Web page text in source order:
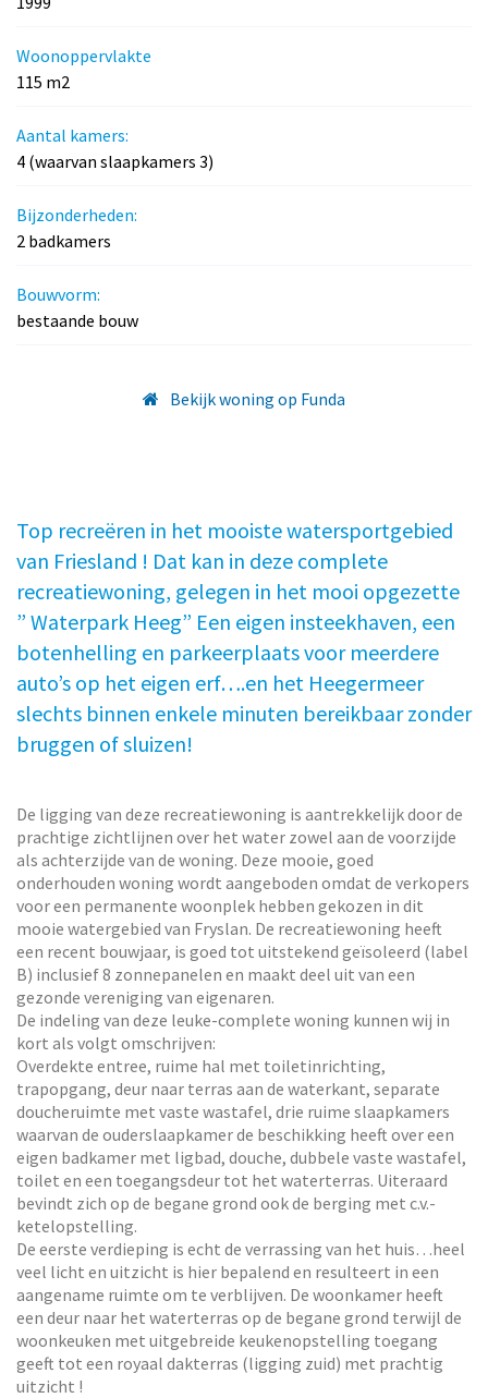
Woonoppervlakte
115 m2
Aantal kamers:
4 (waarvan slaapkamers 3)
Bijzonderheden:
2 badkamers
Bouwvorm:
bestaande bouw
Bekijk woning op Funda
Top recreëren in het mooiste watersportgebied
van Friesland ! Dat kan in deze complete
recreatiewoning, gelegen in het mooi opgezette
” Waterpark Heeg” Een eigen insteekhaven, een
botenhelling en parkeerplaats voor meerdere
auto’s op het eigen erf….en het Heegermeer
slechts binnen enkele minuten bereikbaar zonder
bruggen of sluizen!
De ligging van deze recreatiewoning is aantrekkelijk door de
prachtige zichtlijnen over het water zowel aan de voorzijde
als achterzijde van de woning. Deze mooie, goed
onderhouden woning wordt aangeboden omdat de verkopers
voor een permanente woonplek hebben gekozen in dit
mooie watergebied van Fryslan. De recreatiewoning heeft
een recent bouwjaar, is goed tot uitstekend geïsoleerd (label
B) inclusief 8 zonnepanelen en maakt deel uit van een
gezonde vereniging van eigenaren.
De indeling van deze leuke-complete woning kunnen wij in
kort als volgt omschrijven:
Overdekte entree, ruime hal met toiletinrichting,
trapopgang, deur naar terras aan de waterkant, separate
doucheruimte met vaste wastafel, drie ruime slaapkamers
waarvan de ouderslaapkamer de beschikking heeft over een
eigen badkamer met ligbad, douche, dubbele vaste wastafel,
toilet en een toegangsdeur tot het waterterras. Uiteraard
bevindt zich op de begane grond ook de berging met c.v.-
ketelopstelling.
De eerste verdieping is echt de verrassing van het huis…heel
veel licht en uitzicht is hier bepalend en resulteert in een
aangename ruimte om te verblijven. De woonkamer heeft
een deur naar het waterterras op de begane grond terwijl de
woonkeuken met uitgebreide keukenopstelling toegang
geeft tot een royaal dakterras (ligging zuid) met prachtig
uitzicht !